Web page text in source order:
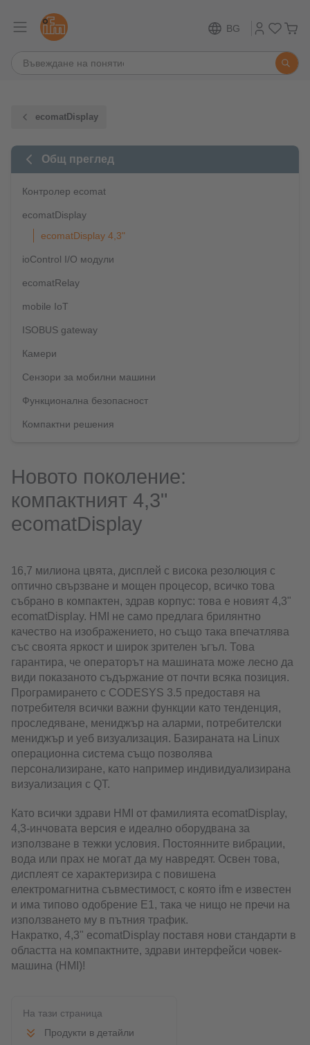
BG
ecomatDisplay
Общ преглед
Контролер ecomat
ecomatDisplay
ecomatDisplay 4,3"
ioControl I/O модули
ecomatRelay
mobile IoT
ISOBUS gateway
Камери
Сензори за мобилни машини
Функционална безопасност
Компактни решения
Новото поколение:
компактният 4,3"
ecomatDisplay
16,7 милиона цвята, дисплей с висока резолюция с
оптично свързване и мощен процесор, всичко това
събрано в компактен, здрав корпус: това е новият 4,3"
ecomatDisplay. HMI не само предлага брилянтно
качество на изображението, но също така впечатлява
със своята яркост и широк зрителен ъгъл. Това
гарантира, че операторът на машината може лесно да
види показаното съдържание от почти всяка позиция.
Програмирането с CODESYS 3.5 предоставя на
потребителя всички важни функции като тенденция,
проследяване, мениджър на аларми, потребителски
мениджър и уеб визуализация. Базираната на Linux
операционна система също позволява
персонализиране, като например индивидуализирана
визуализация с QT.
Като всички здрави HMI от фамилията ecomatDisplay,
4,3-инчовата версия е идеално оборудвана за
използване в тежки условия. Постоянните вибрации,
вода или прах не могат да му навредят. Освен това,
дисплеят се характеризира с повишена
електромагнитна съвместимост, с която ifm е известен
и има типово одобрение E1, така че нищо не пречи на
използването му в пътния трафик.
Накратко, 4,3" ecomatDisplay поставя нови стандарти в
областта на компактните, здрави интерфейси човек-
машина (HMI)!
На тази страница
Продукти в детайли